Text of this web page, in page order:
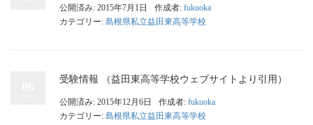
公開済み: 2015年7月1日 作成者: fukuoka
カテゴリー: 島根県私立益田東高等学校
受験情報 （益田東高等学校ウェブサイトより引用）
公開済み: 2015年12月6日 作成者: fukuoka
カテゴリー: 島根県私立益田東高等学校